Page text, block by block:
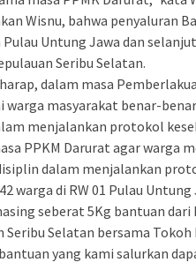
Wisnu, bahwa penyaluran
Pulau Untung Jawa dan
Seribu Selatan.
dalam masa
warga masyarakat benar-
menjalankan protokol
PPKM Darurat agar warga
dalam menjalankan
warga di RW 01 Pulau
seberat 5Kg bantuan
Seribu Selatan bersama
yang kami salurkan